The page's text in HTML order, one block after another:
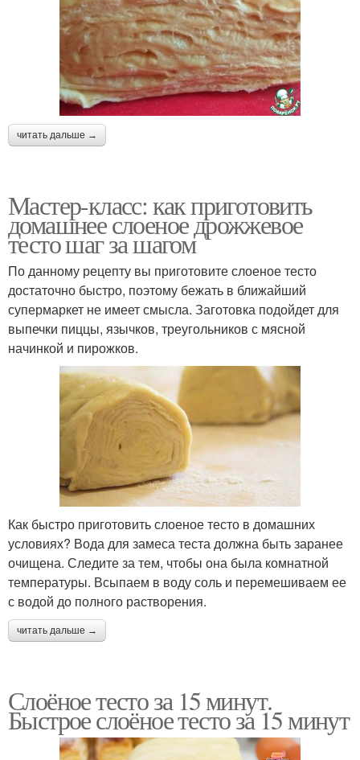
читать дальше →
Мастер-класс: как приготовить
домашнее слоеное дрожжевое
тесто шаг за шагом
По данному рецепту вы приготовите слоеное тесто
достаточно быстро, поэтому бежать в ближайший
супермаркет не имеет смысла. Заготовка подойдет для
выпечки пиццы, язычков, треугольников с мясной
начинкой и пирожков.
Как быстро приготовить слоеное тесто в домашних
условиях? Вода для замеса теста должна быть заранее
очищена. Следите за тем, чтобы она была комнатной
температуры. Всыпаем в воду соль и перемешиваем ее
с водой до полного растворения.
читать дальше →
Слоёное тесто за 15 минут.
Быстрое слоёное тесто за 15 минут